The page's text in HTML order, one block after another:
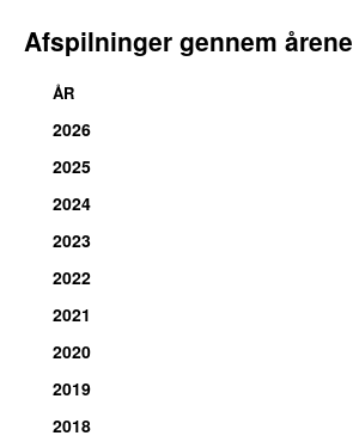
Afspilninger gennem årene
ÅR
2026
2025
2024
2023
2022
2021
2020
2019
2018